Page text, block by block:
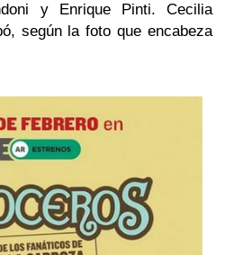
y Enrique Pinti. Cecilia
según la foto que encabeza